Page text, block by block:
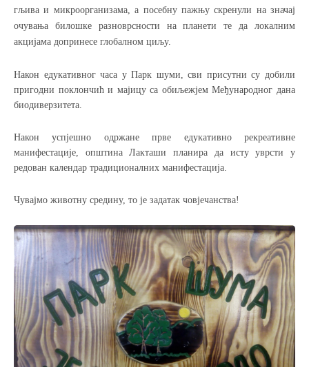
гљива и микроорганизама, а посебну пажњу скренули на значај
очувања билошке разноврсности на планети те да локалним
акцијама допринесе глобалном циљу.
Након едукативног часа у Парк шуми, сви присутни су добили
пригодни поклончић и мајицу са обиљежјемМеђународног дана
биодиверзитета.
Након успјешно одржане прве едукативно рекреативне
манифестације, општина Лакташи планира да исту уврсти у
редован календар традиционалних манифестација.
Чувајмо животну средину, то је задатак човјечанства!